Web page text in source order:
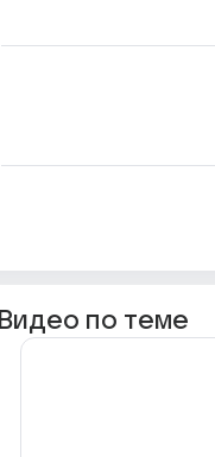
Видео по теме